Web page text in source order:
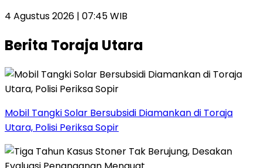
4 Agustus 2026 | 07:45 WIB
Berita Toraja Utara
Mobil Tangki Solar Bersubsidi Diamankan di Toraja
Utara, Polisi Periksa Sopir